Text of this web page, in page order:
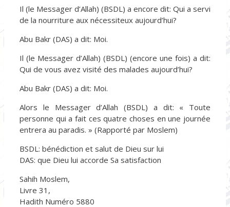
Il (le Messager d’Allah) (BSDL) a encore dit: Qui a servi
de la nourriture aux nécessiteux aujourd’hui?
Abu Bakr (DAS) a dit: Moi.
Il (le Messager d’Allah) (BSDL) (encore une fois) a dit:
Qui de vous avez visité des malades aujourd’hui?
Abu Bakr (DAS) a dit: Moi.
Alors le Messager d’Allah (BSDL) a dit: « Toute
personne qui a fait ces quatre choses en une journée
entrera au paradis. » (Rapporté par Moslem)
BSDL: bénédiction et salut de Dieu sur lui
DAS: que Dieu lui accorde Sa satisfaction
Sahih Moslem,
Livre 31,
Hadith Numéro 5880